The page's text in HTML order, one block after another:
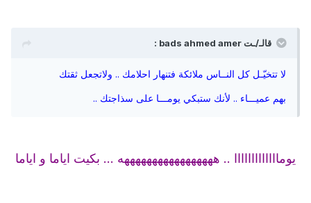
قالـ/ـت bads ahmed amer :
لا تتخيّـل كل النــاس ملائكة فتنهار احلامك .. ولاتجعل ثقتك
بهم عميـــاء .. لأنك ستبكي يومـــا على سذاجتك ..
يومااااااااااااا .. هههههههههههههههههه ... بكيت اياما و اياما